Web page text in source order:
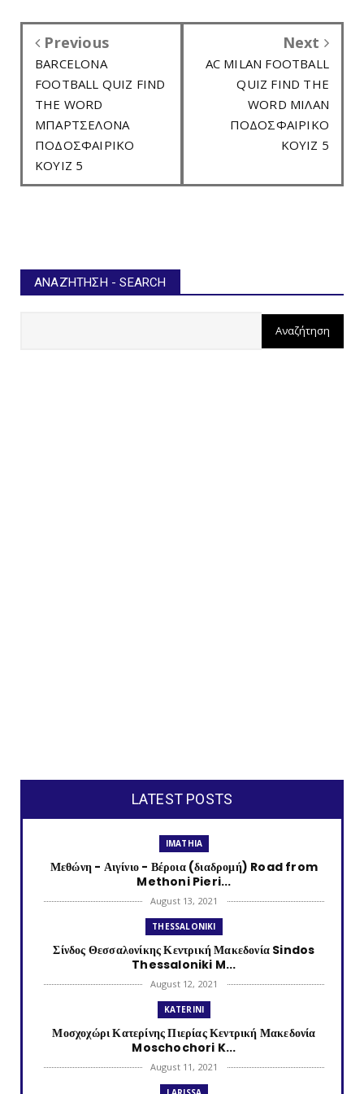
Previous
BARCELONA
FOOTBALL QUIZ FIND
THE WORD
ΜΠΑΡΤΣΕΛΟΝΑ
ΠΟΔΟΣΦΑΙΡΙΚΟ
ΚΟΥΙΖ 5
Next
AC MILAN FOOTBALL
QUIZ FIND THE
WORD ΜΙΛΑΝ
ΠΟΔΟΣΦΑΙΡΙΚΟ
ΚΟΥΙΖ 5
ΑΝΑΖΉΤΗΣΗ - SEARCH
LATEST POSTS
IMATHIA
Μεθώνη - Αιγίνιο - Βέροια (διαδρομή) Road from
Methoni Pieri...
August 13, 2021
THESSALONIKI
Σίνδος Θεσσαλονίκης Κεντρική Μακεδονία Sindos
Thessaloniki M...
August 12, 2021
KATERINI
Μοσχοχώρι Κατερίνης Πιερίας Κεντρική Μακεδονία
Moschochori K...
August 11, 2021